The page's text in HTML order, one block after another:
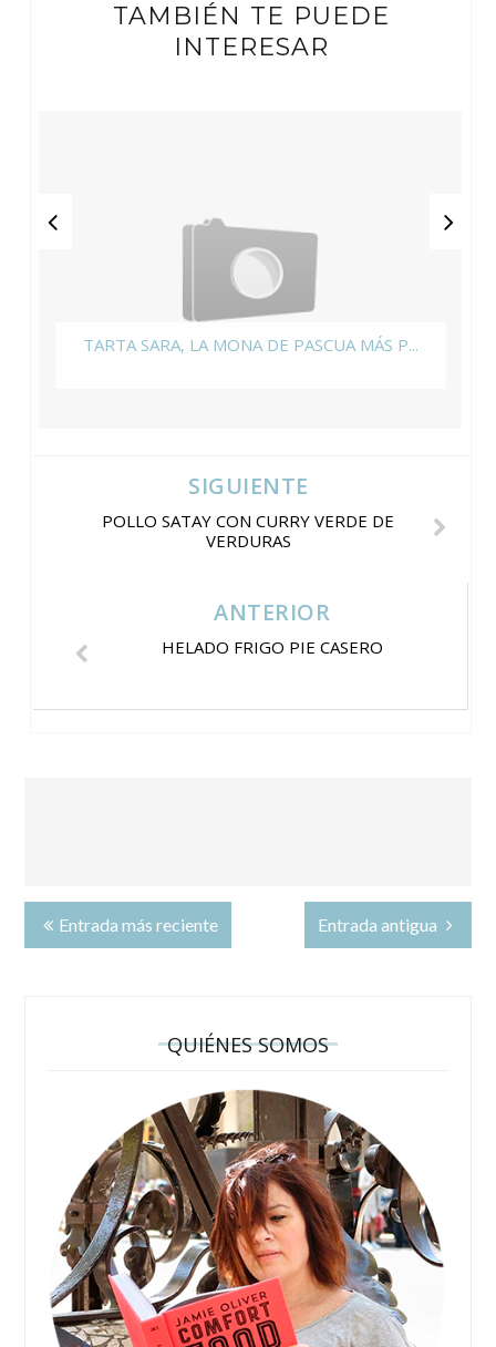
TAMBIÉN TE PUEDE
INTERESAR
TARTA SARA, LA MONA DE PASCUA MÁS P...
SIGUIENTE
POLLO SATAY CON CURRY VERDE DE
VERDURAS
ANTERIOR
HELADO FRIGO PIE CASERO
Entrada más reciente Entrada antigua
QUIÉNES SOMOS